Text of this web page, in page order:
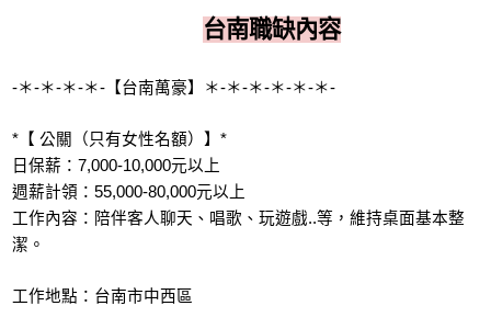
台南職缺內容
-＊-＊-＊-＊-【台南萬豪】＊-＊-＊-＊-＊-＊-
*【 公關（只有女性名額）】*
日保薪：7,000-10,000元以上
週薪計領：55,000-80,000元以上
工作內容：陪伴客人聊天、唱歌、玩遊戲..等，維持桌面基本整
潔。
工作地點：台南市中西區